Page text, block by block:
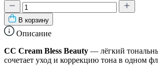
В корзину
Описание
CC Cream Bless Beauty — лёгкий
сочетает уход и коррекцию тона в одном